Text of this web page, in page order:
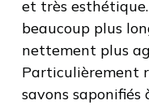
et très
beaucoup plus
nettement plus
Particulièrement
savons